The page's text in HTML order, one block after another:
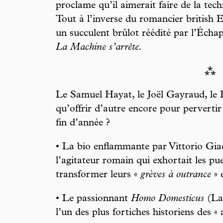
proclame qu’il aimerait faire de la
Tout à l’inverse du romancier british
un succulent brûlot réédité par
La Machine s’arrête.
⁂
Le Samuel Hayat, le Joël Gayraud, le
qu’offrir d’autre encore pour pervertir
fin d’année ?
• La bio enflammante par Vittorio
l’agitateur romain qui exhortait les
transformer leurs «grèves à outrance »
• Le passionnant Homo Domesticus
l’un des plus fortiches historiens des